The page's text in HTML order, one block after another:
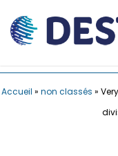
Accueil » non classés »